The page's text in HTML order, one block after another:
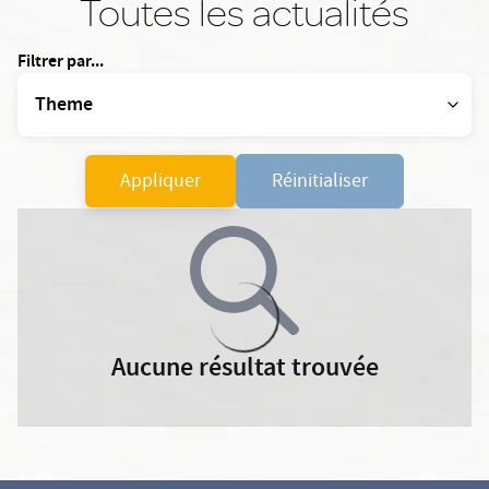
Toutes les actualités
Filtrer par...
Appliquer Réinitialiser
Aucune résultat trouvée